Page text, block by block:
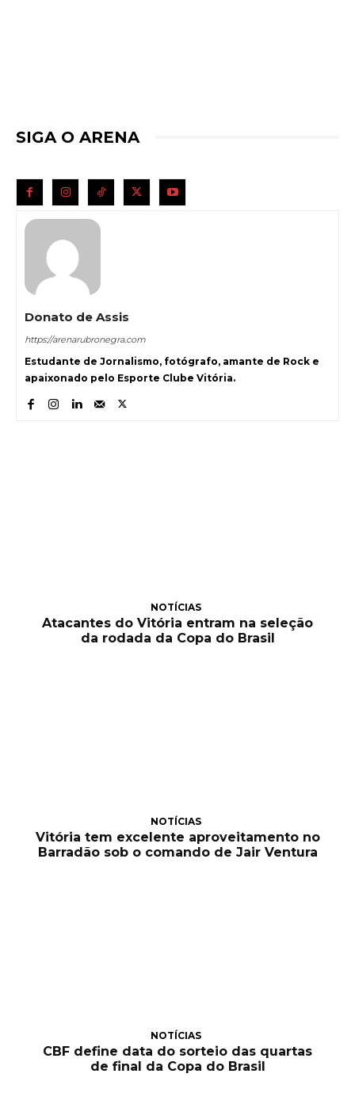
SIGA O ARENA
Donato de Assis
https://arenarubronegra.com
Estudante de Jornalismo, fotógrafo, amante de Rock e
apaixonado pelo Esporte Clube Vitória.
NOTÍCIAS
Atacantes do Vitória entram na seleção
da rodada da Copa do Brasil
NOTÍCIAS
Vitória tem excelente aproveitamento no
Barradão sob o comando de Jair Ventura
NOTÍCIAS
CBF define data do sorteio das quartas
de final da Copa do Brasil